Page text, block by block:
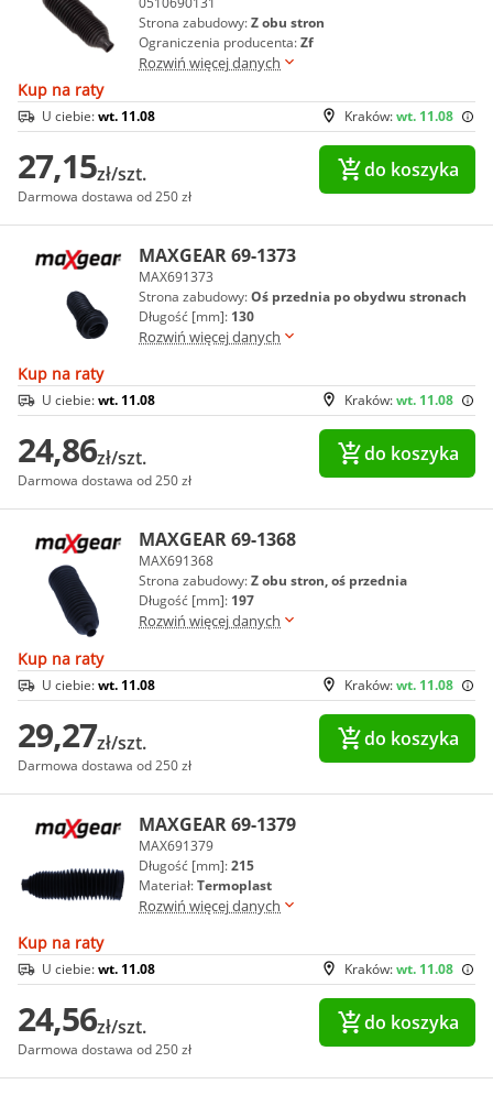
Strona zabudowy:Z obu stron
Ograniczenia producenta:Zf
Rozwiń więcej danych
Kup na raty
Kraków:wt. 11.08
U ciebie:wt. 11.08
27,15zł/szt.
Darmowa dostawa od 250 zł
do koszyka
MAXGEAR 69-1373
MAX691373
Strona zabudowy:Oś przednia po obydwu stronach
Długość [mm]: 130
Rozwiń więcej danych
Kup na raty
Kraków:wt. 11.08
U ciebie:wt. 11.08
24,86zł/szt.
Darmowa dostawa od 250 zł
do koszyka
MAXGEAR 69-1368
MAX691368
Strona zabudowy:Z obu stron, oś przednia
Długość [mm]: 197
Rozwiń więcej danych
Kup na raty
Kraków:wt. 11.08
U ciebie:wt. 11.08
29,27zł/szt.
Darmowa dostawa od 250 zł
do koszyka
MAXGEAR 69-1379
MAX691379
Długość [mm]:215
Materiał:Termoplast
Rozwiń więcej danych
Kup na raty
Kraków:wt. 11.08
U ciebie:wt. 11.08
24,56zł/szt.
Darmowa dostawa od 250 zł
do koszyka